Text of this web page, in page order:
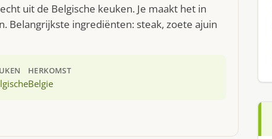
uit de Belgische keuken. Je maakt het in
Belangrijkste ingrediënten: steak, zoete ajuin
HERKOMST
Belgie